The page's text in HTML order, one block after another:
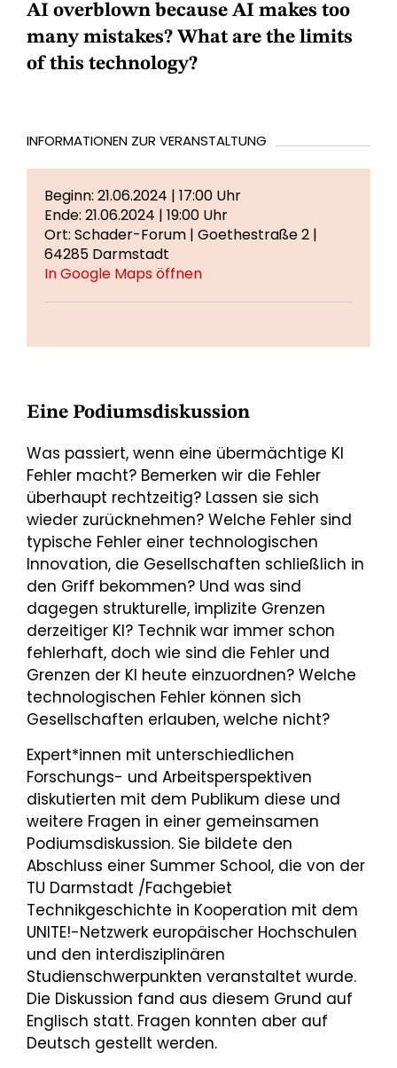
AI overblown because AI makes too
many mistakes? What are the limits
of this technology?
INFORMATIONEN ZUR VERANSTALTUNG
Beginn: 21.06.2024 | 17:00 Uhr
Ende: 21.06.2024 | 19:00 Uhr
Ort: Schader-Forum | Goethestraße 2 |
64285 Darmstadt
In Google Maps öffnen
Eine Podiumsdiskussion
Was passiert, wenn eine übermächtige KI
Fehler macht? Bemerken wir die Fehler
überhaupt rechtzeitig? Lassen sie sich
wieder zurücknehmen? Welche Fehler sind
typische Fehler einer technologischen
Innovation, die Gesellschaften schließlich in
den Griff bekommen? Und was sind
dagegen strukturelle, implizite Grenzen
derzeitiger KI? Technik war immer schon
fehlerhaft, doch wie sind die Fehler und
Grenzen der KI heute einzuordnen? Welche
technologischen Fehler können sich
Gesellschaften erlauben, welche nicht?
Expert*innen mit unterschiedlichen
Forschungs- und Arbeitsperspektiven
diskutierten mit dem Publikum diese und
weitere Fragen in einer gemeinsamen
Podiumsdiskussion. Sie bildete den
Abschluss einer Summer School, die von der
TU Darmstadt /Fachgebiet
Technikgeschichte in Kooperation mit dem
UNITE!-Netzwerk europäischer Hochschulen
und den interdisziplinären
Studienschwerpunkten veranstaltet wurde.
Die Diskussion fand aus diesem Grund auf
Englisch statt. Fragen konnten aber auf
Deutsch gestellt werden.